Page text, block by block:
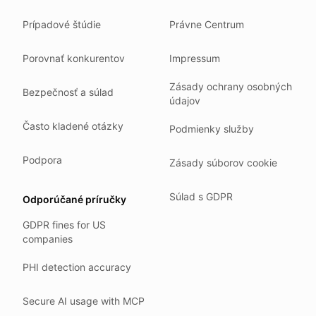
We do not train models on your text.
You own your work.
Our company HQ is in Saarbrücken, Germany. Our
Hetzner holds ISO 27001 certification.
Backups run every day.
Need help?
support@anonym.legal
We reply within one business day.
Prípadové štúdie
Porovnať konkurentov
Bezpečnosť a súlad
Často kladené otázky
Podpora
Odporúčané príručky
GDPR fines for US
companies
PHI detection accuracy
Secure AI usage with MCP
Právne Centrum
Impressum
Zásady ochrany osobných
údajov
Podmienky služby
Zásady súborov cookie
Súlad s GDPR